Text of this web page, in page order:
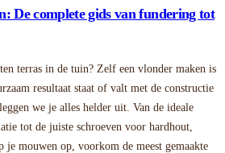
De complete gids van fundering tot
terras in de tuin? Zelf een vlonder maken is
resultaat staat of valt met de constructie
we je alles helder uit. Van de ideale
tot de juiste schroeven voor hardhout,
je mouwen op, voorkom de meest gemaakte